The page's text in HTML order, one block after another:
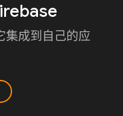
集成到自己的应